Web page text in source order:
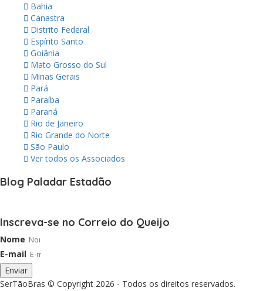
Bahia
Canastra
Distrito Federal
Espírito Santo
Goiânia
Mato Grosso do Sul
Minas Gerais
Pará
Paraíba
Paraná
Rio de Janeiro
Rio Grande do Norte
São Paulo
Ver todos os Associados
Blog Paladar Estadão
Inscreva-se no Correio do Queijo
Nome
E-mail
Enviar
SerTãoBras © Copyright 2026 - Todos os direitos reservados.